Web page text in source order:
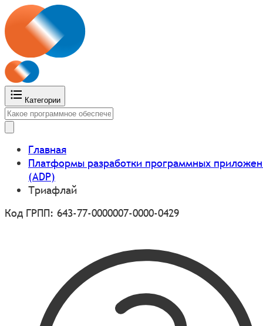
Категории
Главная
Платформы разработки программных
(ADP)
Триафлай
Код ГРПП: 643-77-0000007-0000-0429